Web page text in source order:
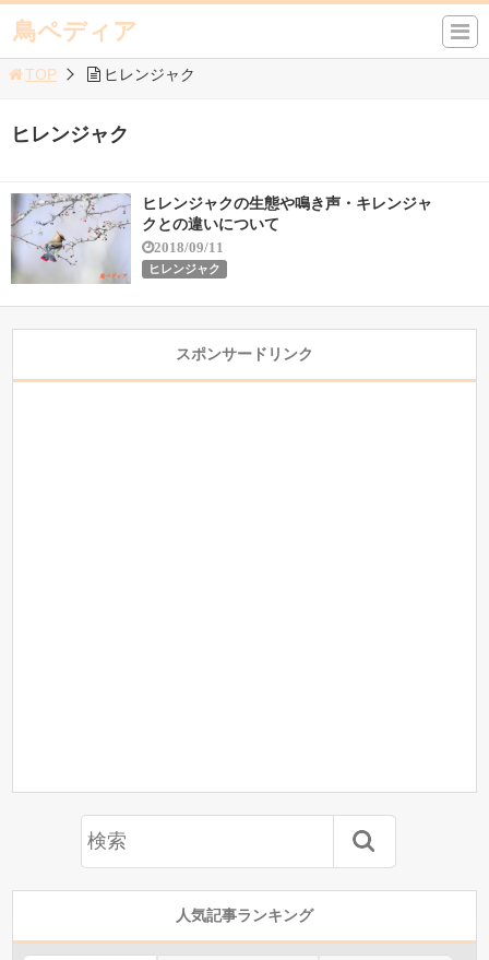
鳥ペディア
TOP ヒレンジャク
ヒレンジャク
ヒレンジャクの生態や鳴き声・キレンジャ
クとの違いについて
2018/09/11
ヒレンジャク
スポンサードリンク
人気記事ランキング